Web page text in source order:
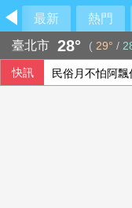
最新 熱門
臺北市 28° ( 29° /
快訊 美參院通過對